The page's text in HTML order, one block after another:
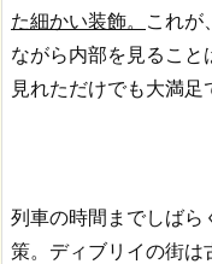
た細かい装飾。
これが
ながら内部を見るこ
見れただけでも大満足
列車の時間までしばら
策。 ディブリイの街は